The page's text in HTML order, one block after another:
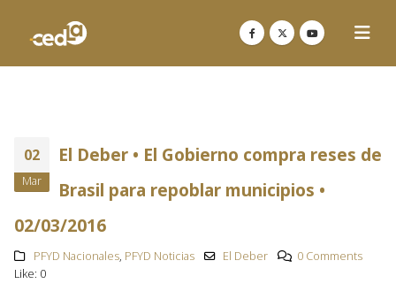
02
Mar
El Deber • El Gobierno compra reses de
Brasil para repoblar municipios •
02/03/2016
PFYD Nacionales, PFYD Noticias El Deber
0 Comments
Like: 0